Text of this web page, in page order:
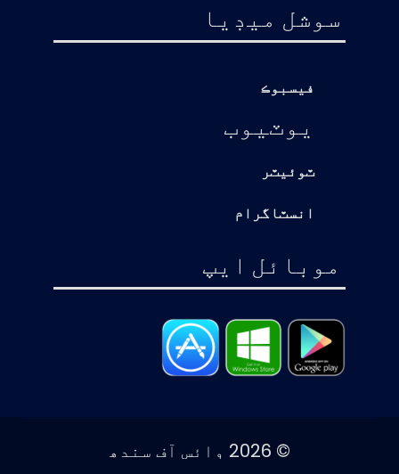
سوشل ميڊيا
فيسبوڪ
يوٽيوب
ٽوئيٽر
انسٽاگرام
موبائل ايپ
© 2026 وائس آف سندھ